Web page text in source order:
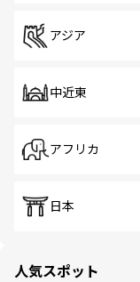
アジア
中近東
アフリカ
日本
人気スポット